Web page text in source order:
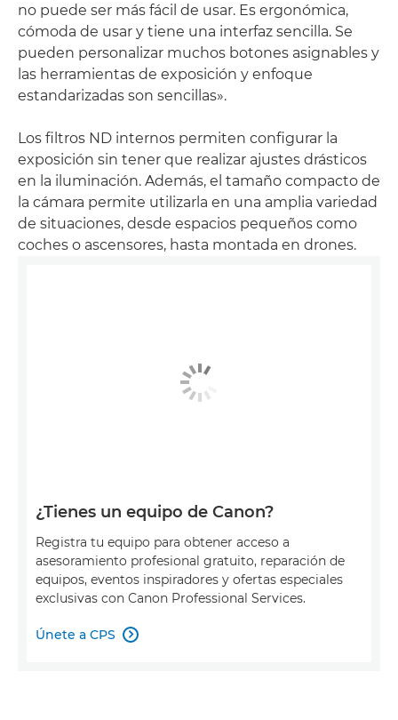
no puede ser más fácil de usar. Es ergonómica,
cómoda de usar y tiene una interfaz sencilla. Se
pueden personalizar muchos botones asignables y
las herramientas de exposición y enfoque
estandarizadas son sencillas».
Los filtros ND internos permiten configurar la
exposición sin tener que realizar ajustes drásticos
en la iluminación. Además, el tamaño compacto de
la cámara permite utilizarla en una amplia variedad
de situaciones, desde espacios pequeños como
coches o ascensores, hasta montada en drones.
¿Tienes un equipo de Canon?
Registra tu equipo para obtener acceso a
asesoramiento profesional gratuito, reparación de
equipos, eventos inspiradores y ofertas especiales
exclusivas con Canon Professional Services.
Únete a CPS 